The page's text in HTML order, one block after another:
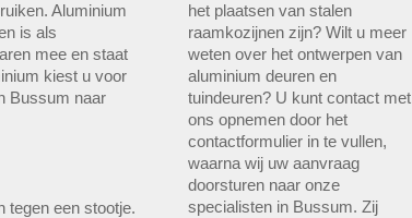
Aluminium
is als
mee en staat
kiest u voor
Bussum naar
tegen een stootje.
het plaatsen van stalen
raamkozijnen zijn? Wilt u meer
weten over het ontwerpen van
aluminium deuren en
tuindeuren? U kunt contact met
ons opnemen door het
contactformulier in te vullen,
waarna wij uw aanvraag
doorsturen naar onze
specialisten in Bussum. Zij